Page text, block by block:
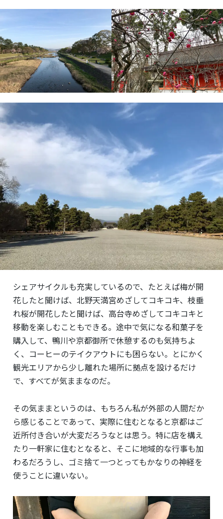
シェアサイクルも充実しているので、たとえば梅が開
花したと聞けば、北野天満宮めざしてコキコキ、枝垂
れ桜が開花したと聞けば、高台寺めざしてコキコキと
移動を楽しむこともできる。途中で気になる和菓子を
購入して、鴨川や京都御所で休憩するのも気持ちよ
く、コーヒーのテイクアウトにも困らない。とにかく
観光エリアから少し離れた場所に拠点を設けるだけ
で、すべてが気ままなのだ。
その気ままというのは、もちろん私が外部の人間だか
ら感じることであって、実際に住むとなると京都はご
近所付き合いが大変だろうなとは思う。特に店を構え
たり一軒家に住むとなると、そこに地域的な行事も加
わるだろうし、ゴミ捨て一つとってもかなりの神経を
使うことに違いない。